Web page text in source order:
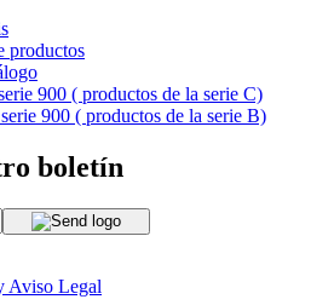
productos
900 ( productos de la serie C)
900 ( productos de la serie B)
boletín
Aviso Legal